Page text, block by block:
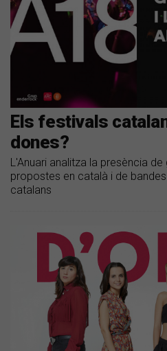
Els festivals
dones?
L'Anuari analitza la presència
propostes en català i de
catalans